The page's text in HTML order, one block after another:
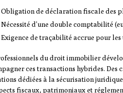
Obligation de déclaration fiscale des
Nécessité d’une double comptabilité
Exigence de traçabilité accrue pour
du droit immobilier
ces transactions hybrides. Des
dédiées à la sécurisation
fiscaux, patrimoniaux et